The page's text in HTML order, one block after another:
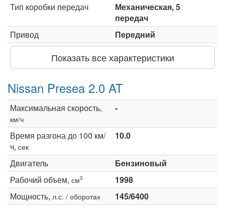
Тип коробки передач
Механическая, 5
передач
Привод
Передний
Показать все характеристики
Nissan Presea 2.0 AT
Максимальная скорость,
км/ч
-
Время разгона до 100 км/
ч, сек
10.0
Двигатель
Бензиновый
Рабочий объем, см3
1998
Мощность, л.с. / оборотах
145/6400